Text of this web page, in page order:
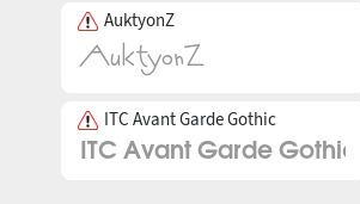
AuktyonZ
ITC Avant Garde Gothic